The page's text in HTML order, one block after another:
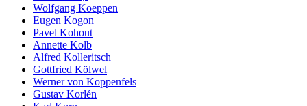
Wolfgang Koeppen
Eugen Kogon
Pavel Kohout
Annette Kolb
Alfred Kolleritsch
Gottfried Kölwel
Werner von Koppenfels
Gustav Korlén